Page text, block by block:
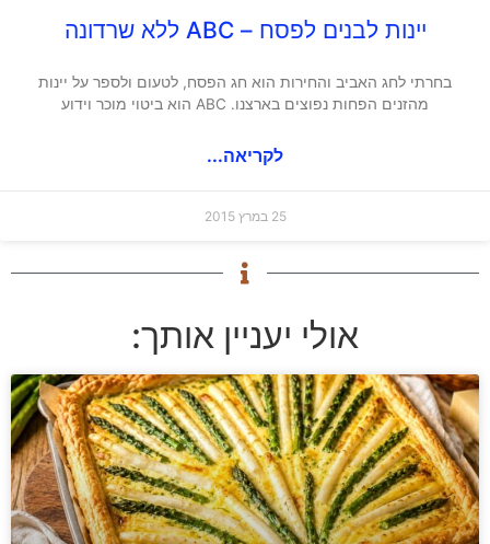
יינות לבנים לפסח – ABC ללא שרדונה
בחרתי לחג האביב והחירות הוא חג הפסח, לטעום ולספר על יינות
מהזנים הפחות נפוצים בארצנו. ABC הוא ביטוי מוכר וידוע
לקריאה...
25 במרץ 2015
אולי יעניין אותך: